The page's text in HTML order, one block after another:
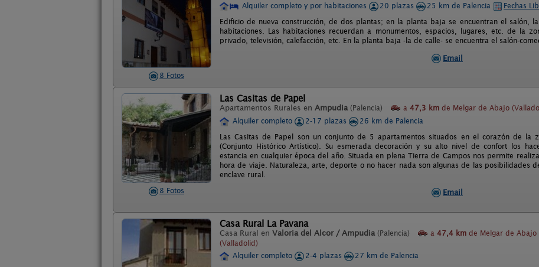
8 Fotos
Alquiler completo y por habitaciones
20 plazas 25 km de Palencia
Fechas
Edificio de nueva construcción, de dos plantas; en la planta baja se encuentran el salón,
habitaciones. Las habitaciones recuerdan a monumentos, espacios, lugares, etc. de la
privado, televisión, calefacción, etc. En la planta baja -la de calle- se encuentra el salón-
Email
8 Fotos
Las Casitas de Papel
Apartamentos Rurales en Ampudia (Palencia) a 47,3 km de Melgar de Abajo
Alquiler completo
2-17 plazas
26 km de Palencia
Las Casitas de Papel son un conjunto de 5 apartamentos situados en el corazón de la
(Conjunto Histórico Artístico). Su esmerada decoración y su alto nivel de confort los
estancia en cualquier época del año. Situada en plena Tierra de Campos nos permite
hora de viaje. Naturaleza, arte, deporte o no hacer nada son algunas de las posibilidades
enclave rural.
Email
Casa Rural La Pavana
Casa Rural en Valoria del Alcor / Ampudia (Palencia) a 47,4 km de Melgar de Abajo
(Valladolid)
Alquiler completo 2-4 plazas
27 km de Palencia